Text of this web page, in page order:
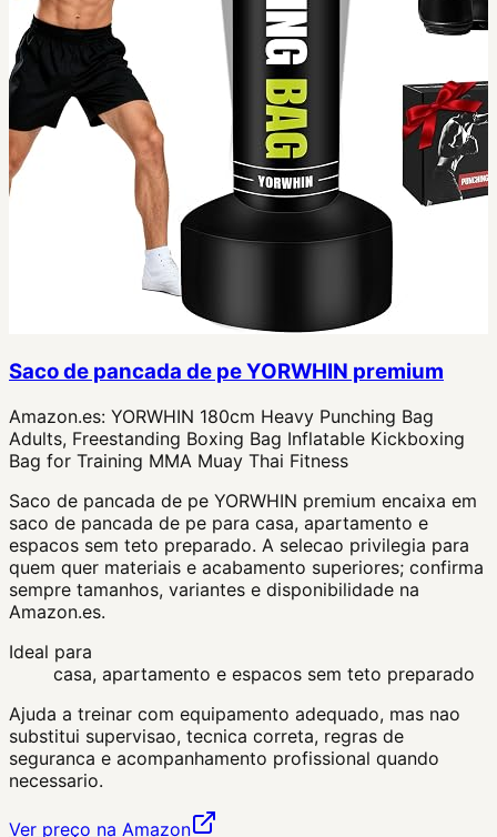
Saco de pancada de pe YORWHIN premium
Amazon.es: YORWHIN 180cm Heavy Punching Bag
Adults, Freestanding Boxing Bag Inflatable Kickboxing
Bag for Training MMA Muay Thai Fitness
Saco de pancada de pe YORWHIN premium encaixa em
saco de pancada de pe para casa, apartamento e
espacos sem teto preparado. A selecao privilegia para
quem quer materiais e acabamento superiores; confirma
sempre tamanhos, variantes e disponibilidade na
Amazon.es.
Ideal para
casa, apartamento e espacos sem teto preparado
Ajuda a treinar com equipamento adequado, mas nao
substitui supervisao, tecnica correta, regras de
seguranca e acompanhamento profissional quando
necessario.
Ver preço na Amazon